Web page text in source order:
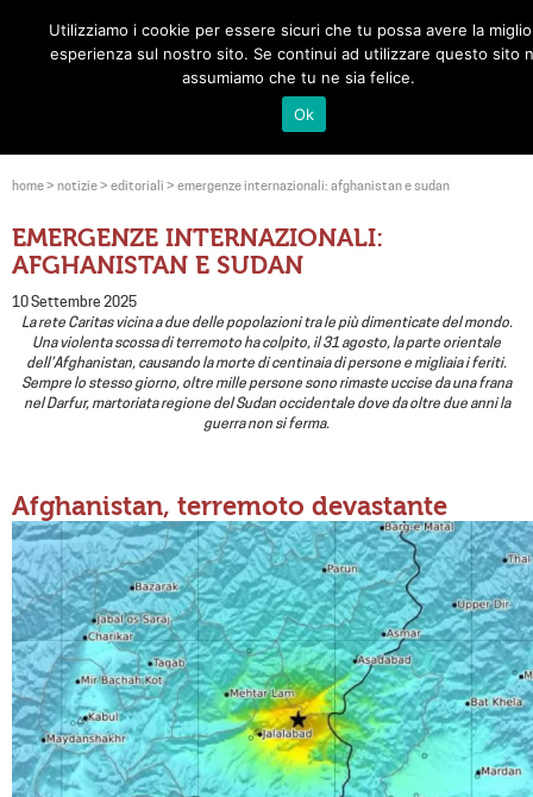
Toggle
home> notizie> editoriali > emergenze internazionali: afghanistan e sudan
EMERGENZE INTERNAZIONALI:
AFGHANISTAN E SUDAN
10 Settembre 2025
La rete Caritas vicina a due delle popolazioni tra le più dimenticate del mondo.
Una violenta scossa di terremoto ha colpito, il 31 agosto, la parte orientale
dell’Afghanistan, causando la morte di centinaia di persone e migliaia i feriti.
Sempre lo stesso giorno, oltre mille persone sono rimaste uccise da una frana
nel Darfur, martoriata regione del Sudan occidentale dove da oltre due anni la
guerra non si ferma.
Afghanistan, terremoto devastante
Utilizziamo i cookie per essere sicuri che tu possa avere la
esperienza sul nostro sito. Se continui ad utilizzare questo sito
assumiamo che tu ne sia felice.
Ok